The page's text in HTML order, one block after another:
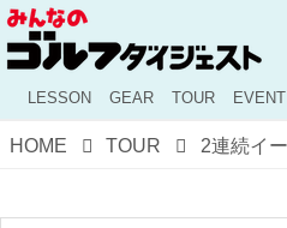
LESSON GEAR TOUR EVENT
HOME TOUR